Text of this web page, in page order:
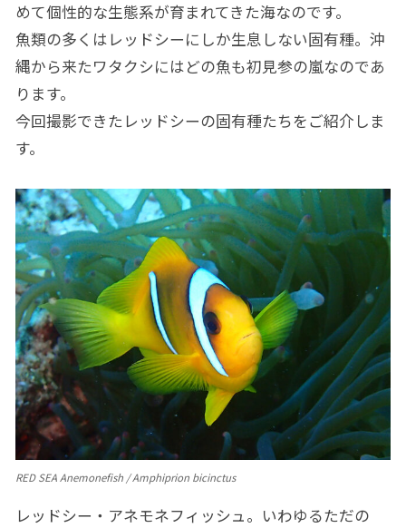
めて個性的な生態系が育まれてきた海なのです。
魚類の多くはレッドシーにしか生息しない固有種。沖
縄から来たワタクシにはどの魚も初見参の嵐なのであ
ります。
今回撮影できたレッドシーの固有種たちをご紹介しま
す。
RED SEA Anemonefish / Amphiprion bicinctus
レッドシー・アネモネフィッシュ。いわゆるただの